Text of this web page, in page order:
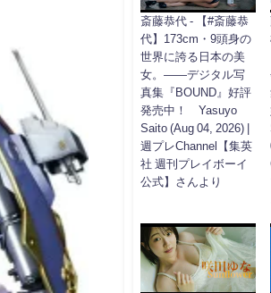
斎藤恭代 - 【#斎藤恭
代】173cm・9頭身の
世界に誇る日本の美
女。――デジタル写
真集『BOUND』好評
発売中！ Yasuyo
Saito (Aug 04, 2026) |
週プレChannel【集英
社 週刊プレイボーイ
公式】さんより